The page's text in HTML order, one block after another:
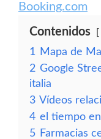
Booking.com
Contenidos
1
Mapa de
2 Google
italia
3 Vídeos
4 el tiempo
5 Farmacias